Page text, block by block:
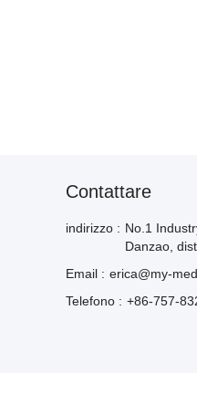
Contattare
indirizzo : No.1
Danzao,
Email : erica@my-
Telefono : +86-757-